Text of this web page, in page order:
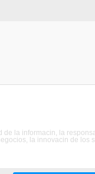
la informacin, la
la innovacin de los